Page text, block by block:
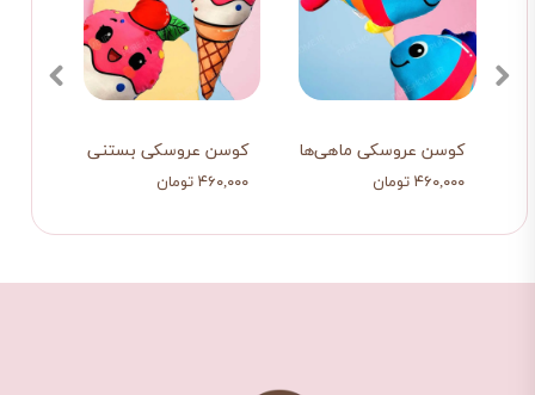
کوسن عروسکی بستنی کوچولوی
۴۶۰,۰۰۰ تومان
کوسن عروسکی ماهی‌های رنگین‌کمانی
۴۶۰,۰۰۰ تومان